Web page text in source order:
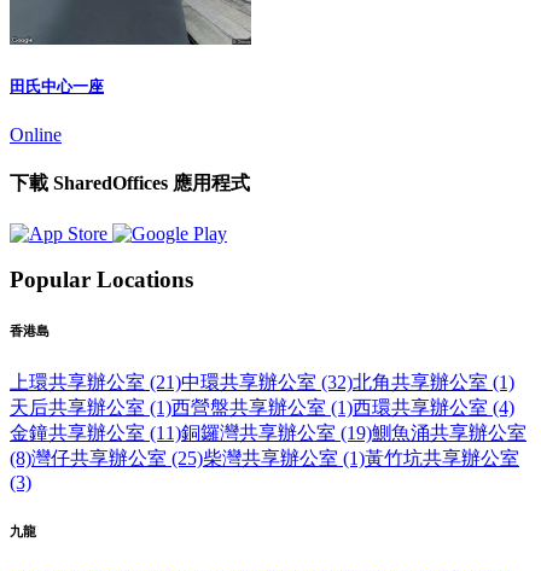
田氏中心一座
Online
下載 SharedOffices 應用程式
Popular Locations
香港島
上環共享辦公室 (21)中環共享辦公室 (32)北角共享辦公室 (1)
天后共享辦公室 (1)西營盤共享辦公室 (1)西環共享辦公室 (4)
金鐘共享辦公室 (11)銅鑼灣共享辦公室 (19)鰂魚涌共享辦公室
(8)灣仔共享辦公室 (25)柴灣共享辦公室 (1)黃竹坑共享辦公室
(3)
九龍